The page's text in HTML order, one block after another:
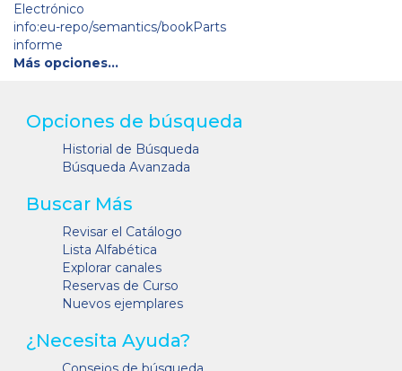
Electrónico
info:eu-repo/semantics/bookParts
informe
Más opciones…
Opciones de búsqueda
Historial de Búsqueda
Búsqueda Avanzada
Buscar Más
Revisar el Catálogo
Lista Alfabética
Explorar canales
Reservas de Curso
Nuevos ejemplares
¿Necesita Ayuda?